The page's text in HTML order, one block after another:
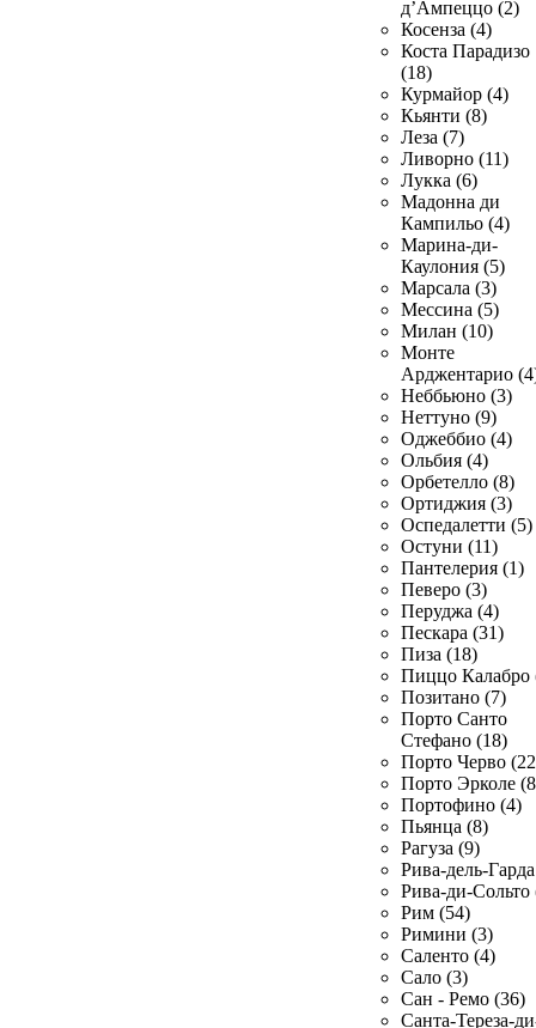
д’Ампеццо (2)
Косенза (4)
Коста Парадизо
(18)
Курмайор (4)
Кьянти (8)
Леза (7)
Ливорно (11)
Лукка (6)
Мадонна ди
Кампильо (4)
Марина-ди-
Каулония (5)
Марсала (3)
Мессина (5)
Милан (10)
Монте
Арджентарио
Неббьюно (3)
Неттуно (9)
Оджеббио (4)
Ольбия (4)
Орбетелло (8)
Ортиджия (3)
Оспедалетти (5)
Остуни (11)
Пантелерия (1)
Певеро (3)
Перуджа (4)
Пескара (31)
Пиза (18)
Пиццо Калабро
Позитано (7)
Порто Санто
Стефано (18)
Порто Черво
Порто Эрколе
Портофино (4)
Пьянца (8)
Рагуза (9)
Рива-дель-
Рива-ди-Сольто
Рим (54)
Римини (3)
Саленто (4)
Сало (3)
Сан - Ремо (36)
Санта-Тереза-